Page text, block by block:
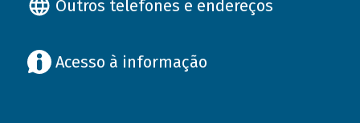
Outros telefones e endereços
Acesso à informação